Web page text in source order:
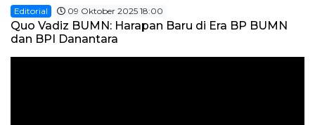
Editorial 09 Oktober 2025 18:00
Quo Vadiz BUMN: Harapan Baru di Era BP BUMN
dan BPI Danantara